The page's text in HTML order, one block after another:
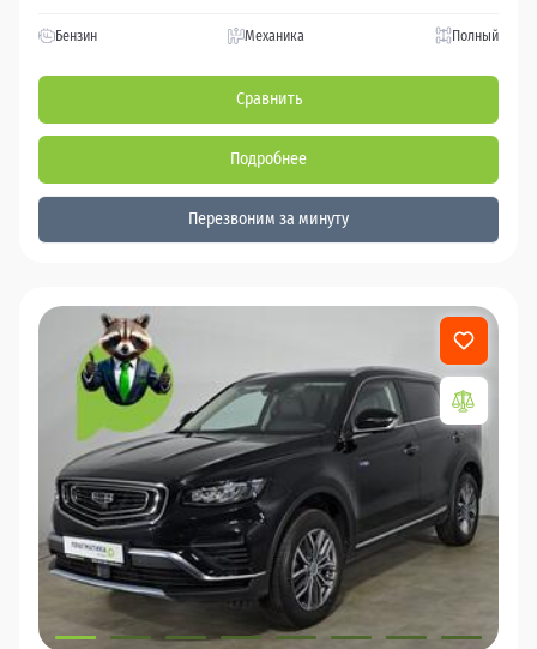
Бензин Механика Полный
Сравнить
Подробнее
Перезвоним за минуту